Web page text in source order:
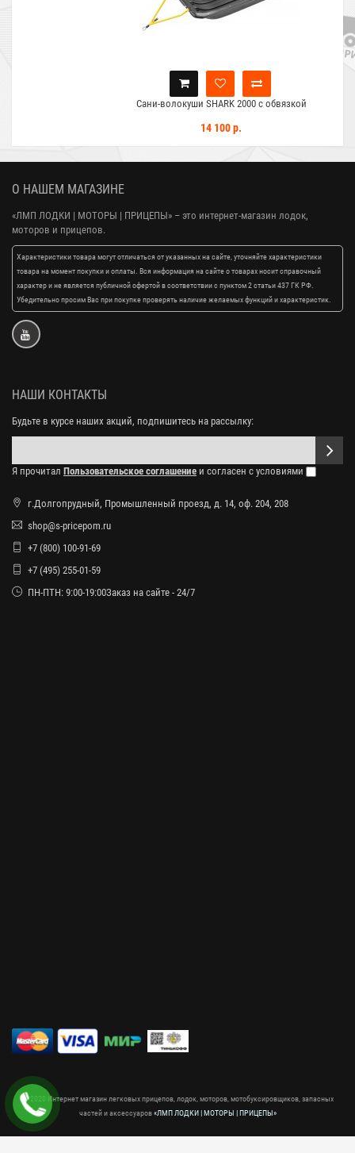
Сани-волокуши SHARK 2000 с обвязкой
14 100 р.
О НАШЕМ МАГАЗИНЕ
«ЛМП ЛОДКИ | МОТОРЫ | ПРИЦЕПЫ» – это интернет-магазин лодок,
моторов и прицепов.
Характеристики товара могут отличаться от указанных на сайте, уточняйте характеристики
товара на момент покупки и оплаты. Вся информация на сайте о товарах носит справочный
характер и не является публичной офертой в соответствии с пунктом 2 статьи 437 ГК РФ.
Убедительно просим Вас при покупке проверять наличие желаемых функций и характеристик.
НАШИ КОНТАКТЫ
Будьте в курсе наших акций, подпишитесь на рассылку:
Я прочитал Пользовательское соглашение и согласен с условиями
г.Долгопрудный, Промышленный проезд, д. 14, оф. 204, 208
shop@s-pricepom.ru
+7 (800) 100-91-69
+7 (495) 255-01-59
ПН-ПТН: 9:00-19:00Заказ на сайте - 24/7
© 2020 Интернет магазин легковых прицепов, лодок, моторов, мотобуксировщиков, запасных
частей и аксессуаров«ЛМП ЛОДКИ | МОТОРЫ | ПРИЦЕПЫ»